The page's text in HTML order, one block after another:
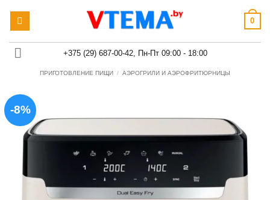
0
+375 (29) 687-00-42, Пн-Пт 09:00 - 18:00
ПРИГОТОВЛЕНИЕ ПИЩИ / АЭРОГРИЛИ И АЭРОФРИТЮРНИЦЫ
-8%